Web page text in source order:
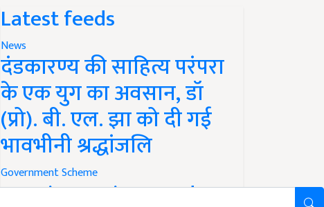
Latest feeds
News
दंडकारण्य की साहित्य परंपरा
के एक युग का अवसान, डॉ
(प्रो). बी. एल. झा को दी गई
भावभीनी श्रद्धांजलि
Government Scheme
PM Kisan Yojana Update: